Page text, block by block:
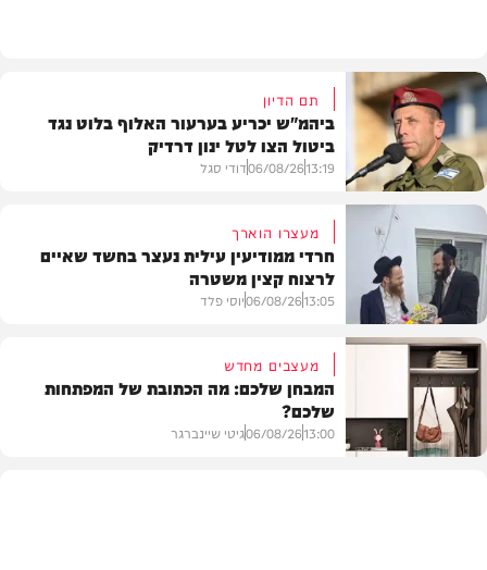
משפט
תם הדיון
ביהמ"ש יכריע בערעור האלוף בלוט נגד
ביטול הצו לטל ינון דרדיק
13:19
06/08/26דודי סגל
חרדים
מעצרו הוארך
חרדי ממודיעין עילית נעצר בחשד שאיים
לרצוח קצין משטרה
13:05
06/08/26יוסי פלד
מעצבים מחדש
המבחן שלכם: מה הכתובת של המפתחות
שלכם?
13:00
06/08/26גיטי שיינברגר